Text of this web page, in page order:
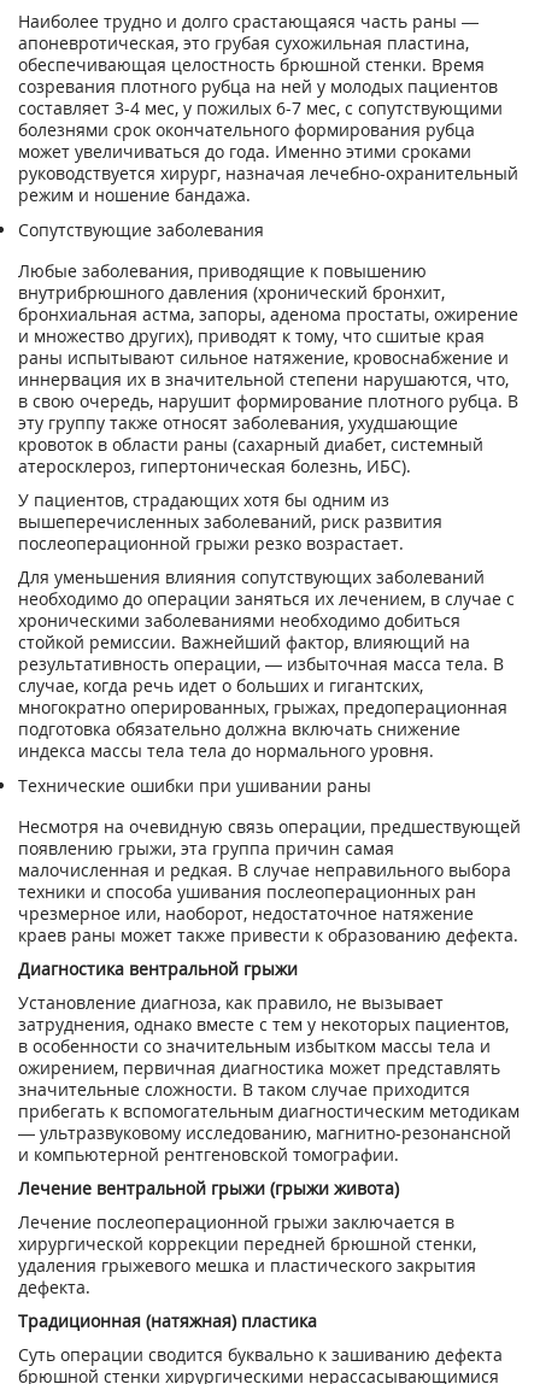
Наиболее трудно и долго срастающаяся часть раны —
апоневротическая, это грубая сухожильная пластина,
обеспечивающая целостность брюшной стенки. Время
созревания плотного рубца на ней у молодых пациентов
составляет 3-4 мес, у пожилых 6-7 мес, с сопутствующими
болезнями срок окончательного формирования рубца
может увеличиваться до года. Именно этими сроками
руководствуется хирург, назначая лечебно-охранительный
режим и ношение бандажа.
Сопутствующие заболевания
Любые заболевания, приводящие к повышению
внутрибрюшного давления (хронический бронхит,
бронхиальная астма, запоры, аденома простаты, ожирение
и множество других), приводят к тому, что сшитые края
раны испытывают сильное натяжение, кровоснабжение и
иннервация их в значительной степени нарушаются, что,
в свою очередь, нарушит формирование плотного рубца. В
эту группу также относят заболевания, ухудшающие
кровоток в области раны (сахарный диабет, системный
атеросклероз, гипертоническая болезнь, ИБС).
У пациентов, страдающих хотя бы одним из
вышеперечисленных заболеваний, риск развития
послеоперационной грыжи резко возрастает.
Для уменьшения влияния сопутствующих заболеваний
необходимо до операции заняться их лечением, в случае с
хроническими заболеваниями необходимо добиться
стойкой ремиссии. Важнейший фактор, влияющий на
результативность операции, — избыточная масса тела. В
случае, когда речь идет о больших и гигантских,
многократно оперированных, грыжах, предоперационная
подготовка обязательно должна включать снижение
индекса массы тела тела до нормального уровня.
Технические ошибки при ушивании раны
Несмотря на очевидную связь операции, предшествующей
появлению грыжи, эта группа причин самая
малочисленная и редкая. В случае неправильного выбора
техники и способа ушивания послеоперационных ран
чрезмерное или, наоборот, недостаточное натяжение
краев раны может также привести к образованию дефекта.
Диагностика вентральной грыжи
Установление диагноза, как правило, не вызывает
затруднения, однако вместе с тем у некоторых пациентов,
в особенности со значительным избытком массы тела и
ожирением, первичная диагностика может представлять
значительные сложности. В таком случае приходится
прибегать к вспомогательным диагностическим методикам
— ультразвуковому исследованию, магнитно-резонансной
и компьютерной рентгеновской томографии.
Лечение вентральной грыжи (грыжи живота)
Лечение послеоперационной грыжи заключается в
хирургической коррекции передней брюшной стенки,
удаления грыжевого мешка и пластического закрытия
дефекта.
Традиционная (натяжная) пластика
Суть операции сводится буквально к зашиванию дефекта
брюшной стенки хирургическими нерассасывающимися